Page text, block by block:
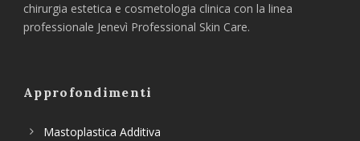
chirurgia estetica e cosmetologia clinica con la linea
professionale Jenevì Professional Skin Care.
Approfondimenti
Mastoplastica Additiva